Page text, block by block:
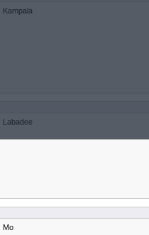
Kampala
Labadee
Mo